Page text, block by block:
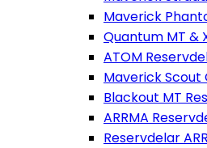
Maverick
Quantum MT &
ATOM
Maverick Scout
Blackout MT
ARRMA
Reservdelar